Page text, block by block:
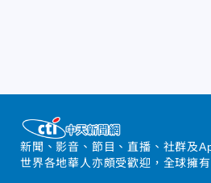
新聞、影音、節目、直播、社群及
世界各地華人亦頗受歡迎，全球擁